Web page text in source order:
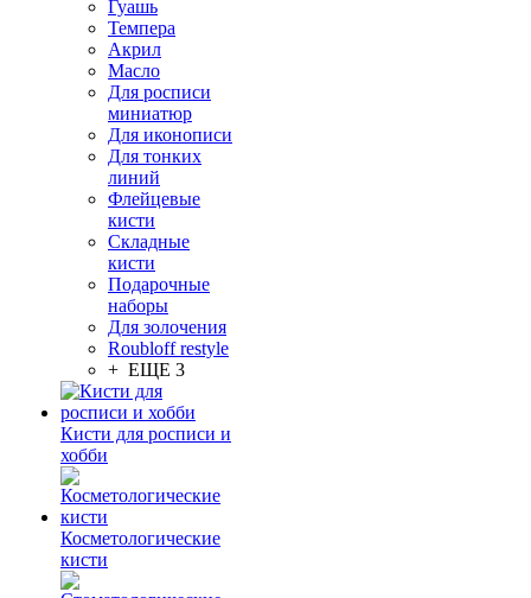
Гуашь
Темпера
Акрил
Масло
Для росписи
миниатюр
Для иконописи
Для тонких
линий
Флейцевые
кисти
Складные
кисти
Подарочные
наборы
Для золочения
Roubloff restyle
+ ЕЩЕ 3
Кисти для росписи и
хобби
Косметологические
кисти